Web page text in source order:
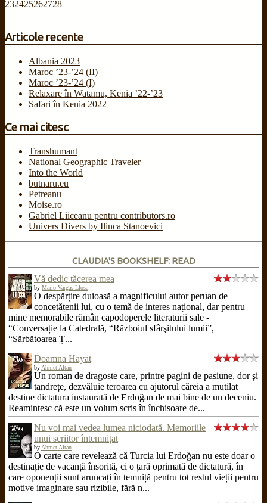
232425262728
Articole recente
Albania 2023
Maroc ’23-’24 (II)
Maroc ’23-’24 (I)
Relaxare în Watamu, Kenia ’22-’23
Safari în Kenia 2022
Ce mai citesc
Transhumant
National Geographic Traveler
Into the World
butnaru.eu
Petreanu
Moise.ro
Gabriel Liiceanu pentru contributors.ro
Univers Divers by Ilinca Stanoevici
CLAUDIA'S BOOKSHELF: READ
Vă dedic tăcerea mea
by Mario Vargas Llosa
O despărțire duioasă a magnificului autor peruan de
concetățenii lui, cu o temă de interes național, dar pentru
mine memorabile rămân capodoperele literaturii sale -
“Conversație la Catedrală, “Războiul sfârşitului lumii”,
“Sărbătoarea Ț...
Doamna Hayat
by Ahmet Altan
Un roman de dragoste care, printre pagini de pasiune, dor şi
tandrețe, dezvăluie teroarea cu ajutorul căreia a mutilat
destine dictatura instaurată de Erdoğan de mai bine de un deceniu.
Reamintesc că este un volum scris în închisoare de...
Nu voi mai vedea lumea niciodată. Memoriile
unui scriitor întemnițat
by Ahmet Altan
O carte care revelează că Turcia lui Erdoğan nu este doar o
destinație de vacanță însorită, ci o țară oprimată de dictatură, în
care oponenții sunt aruncați în temniță pentru tot restul vieții pentru
motive imaginare sau rizibile, fără n...